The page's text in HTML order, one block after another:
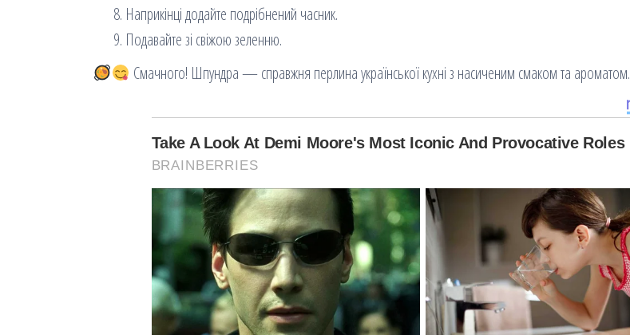
Наприкінці додайте подрібнений часник.
Подавайте зі свіжою зеленню.
Смачного! Шпундра — справжня перлина української кухні з насиченим смаком та ароматом.